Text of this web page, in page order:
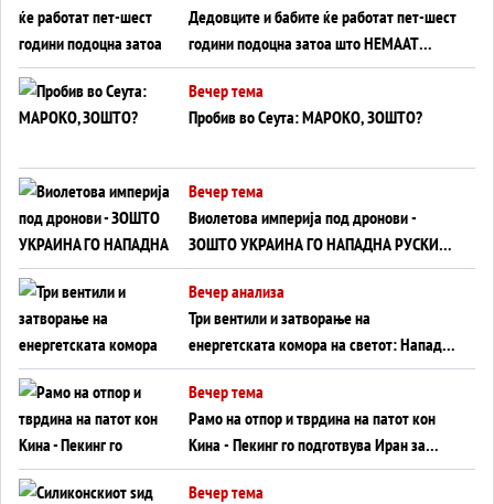
Дедовците и бабите ќе работат пет-шест
години подоцна затоа што НЕМААТ
ВНУЦИ ДА ГИ ЗАМЕНАТ
Вечер тема
Пробив во Сеута: МАРОКО, ЗОШТО?
Вечер тема
Виолетова империја под дронови -
ЗОШТО УКРАИНА ГО НАПАДНА РУСКИОТ
WILDBERRIES
Вечер анализа
Три вентили и затворање на
енергетската комора на светот: Нападот
во Суец најавува глобален енергетски
инфаркт?
Вечер тема
Рамо на отпор и тврдина на патот кон
Кина - Пекинг го подготвува Иран за
американска копнена инвазија
Вечер тема